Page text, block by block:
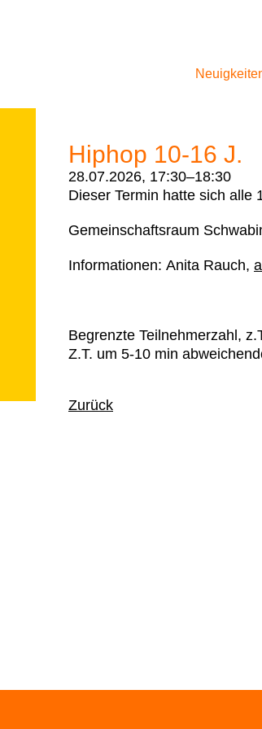
Hiphop 10-16 J.
28.07.2026, 17:30–18:30
Dieser Termin hatte sich alle
Gemeinschaftsraum
Informationen: Anita Rauch,
Begrenzte Teilnehmerzahl,
Z.T. um 5-10 min
Zurück